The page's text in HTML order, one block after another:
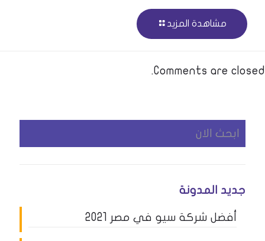
مشاهدة المزيد
Comments are closed.
جديد المدونة
أفضل شركة سيو في مصر 2021